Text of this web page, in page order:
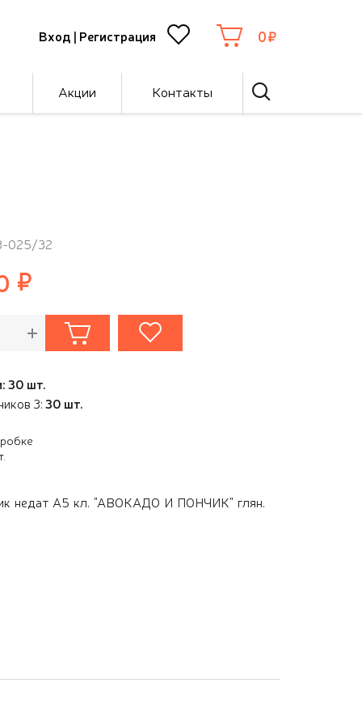
Вход | Регистрация 0
Акции Контакты
025/32
30 шт.
3:30 шт.
недат А5 кл. "АВОКАДО И ПОНЧИК" глян.